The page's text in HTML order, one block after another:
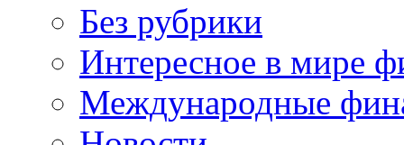
Без рубрики
Интересное в мире
Международные